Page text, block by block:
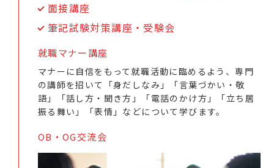
面接講座
筆記試験対策講座・受験会
就職マナー講座
マナーに自信をもって就職活動に臨めるよう、専門
の講師を招いて「身だしなみ」「言葉づかい・敬
語」「話し方・聞き方」「電話のかけ方」「立ち居
振る舞い」「表情」などについて学びます。
OB・OG交流会